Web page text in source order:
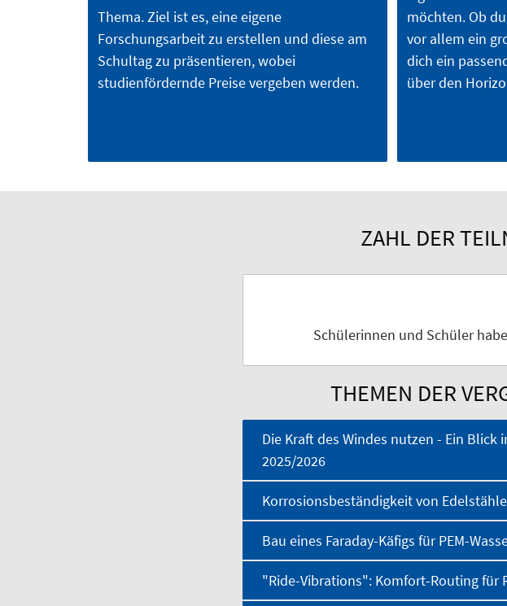
Thema. Ziel ist es, eine eigene
Forschungsarbeit zu erstellen und diese am
Schultag zu präsentieren, wobei
studienfördernde Preise vergeben werden.
möchten. Ob
vor allem ein
dich ein
über den
ZAHL DER
Schülerinnen und Schüler
THEMEN DER
Die Kraft des Windes nutzen - Ein
2025/2026
Korrosionsbeständigkeit von
Bau eines Faraday-Käfigs für PEM-
"Ride-Vibrations": Komfort-Routing für